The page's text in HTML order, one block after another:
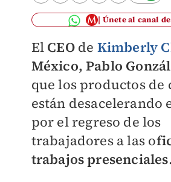
Únete al canal
El CEO de Kimberly
México, Pablo
que los productos de
están desacelerando
por el regreso de los
trabajadores a las o
trabajos presenciales.